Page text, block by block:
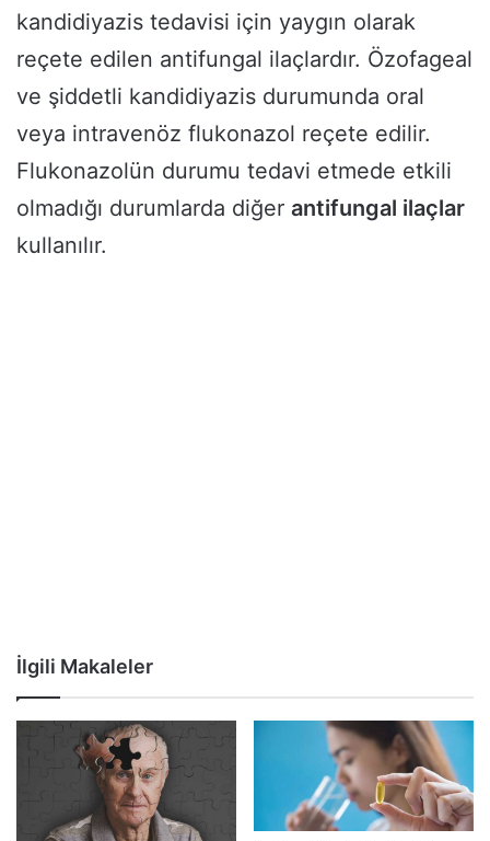
kandidiyazis tedavisi için yaygın olarak
reçete edilen antifungal ilaçlardır. Özofageal
ve şiddetli kandidiyazis durumunda oral
veya intravenöz flukonazol reçete edilir.
Flukonazolün durumu tedavi etmede etkili
olmadığı durumlarda diğer antifungal ilaçlar
kullanılır.
İlgili Makaleler